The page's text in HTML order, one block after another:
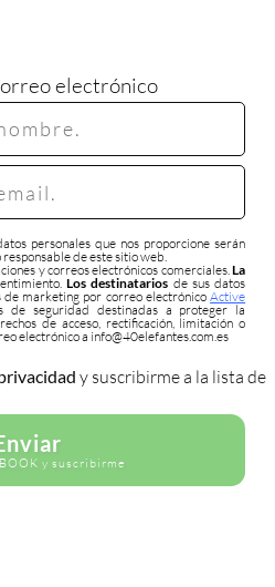
electrónico
personales que nos proporcione serán
de este sitio web.
y correos electrónicos comerciales.La
Los destinatarios de sus datos
de marketing por correo electrónicoActive
de seguridad destinadas a proteger la
de acceso, rectificación, limitación o
electrónico a info@40elefantes.com.es
y suscribirme a la lista de
y suscribirme